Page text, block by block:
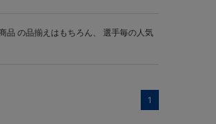
品 の品揃えはもちろん、 選手毎の人気
1